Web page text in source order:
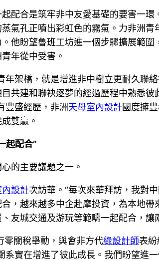
配合是筑牢非中友愛基礎的要害一
氣孔正噴出彩虹色的霧氣。力非洲
他盼望魯班工坊進一個步驟擴展範
年從中受害。
架橋，就是增進非中樹立更耐久聯
共建和聯袂逐夢的經過歷程中熟悉
豐盛經歷，非洲天母室內設計國度擁
雙贏。
起配合”
的主要議題之一。
內設計次訪華。“每次來華拜訪，我對
，越來越多中企赴摩投資，為本地
友城交通及游玩等範疇一起配合，讓
零關稅舉動，與會非方代綠設計師表
系實在增進了彼此成長。我們盼望進